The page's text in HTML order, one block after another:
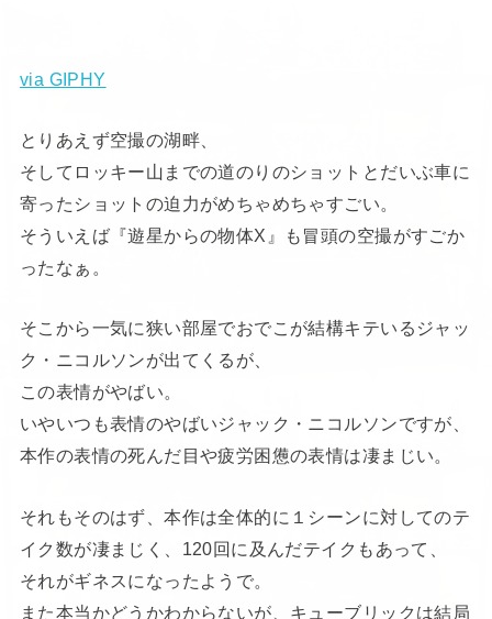
via GIPHY
とりあえず空撮の湖畔、
そしてロッキー山までの道のりのショットとだいぶ車に
寄ったショットの迫力がめちゃめちゃすごい。
そういえば『遊星からの物体X』も冒頭の空撮がすごか
ったなぁ。
そこから一気に狭い部屋でおでこが結構キテいるジャッ
ク・ニコルソンが出てくるが、
この表情がやばい。
いやいつも表情のやばいジャック・ニコルソンですが、
本作の表情の死んだ目や疲労困憊の表情は凄まじい。
それもそのはず、本作は全体的に１シーンに対してのテ
イク数が凄まじく、120回に及んだテイクもあって、
それがギネスになったようで。
また本当かどうかわからないが、キューブリックは結局